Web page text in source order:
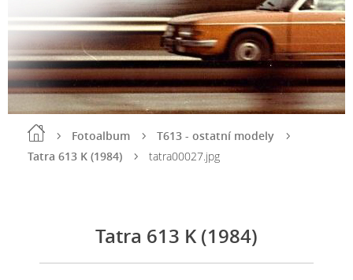
Fotoalbum
T613 - ostatní modely
Tatra 613 K (1984)
tatra00027.jpg
Tatra 613 K (1984)